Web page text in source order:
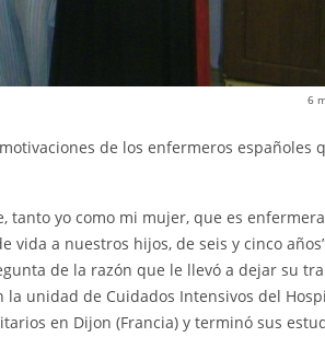
6
de los enfermeros españoles
tanto yo como mi mujer, que es
a nuestros hijos, de seis y cinco
de la razón que le llevó a dejar su
la unidad de Cuidados Intensivos del
en Dijon (Francia) y terminó sus